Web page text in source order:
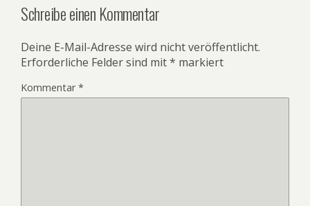
Schreibe einen Kommentar
Deine E-Mail-Adresse wird nicht veröffentlicht.
Erforderliche Felder sind mit* markiert
Kommentar*